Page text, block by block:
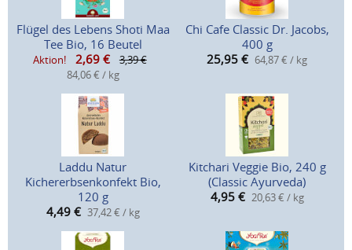
Flügel des Lebens Shoti Maa
Tee Bio, 16 Beutel
Aktion! 2,69 €
3,39 €
84,06 € / kg
Chi Cafe Classic Dr. Jacobs,
400 g
25,95 € 64,87 € / kg
Laddu Natur
Kichererbsenkonfekt Bio,
120 g
4,49 € 37,42 € / kg
Kitchari Veggie Bio, 240 g
(Classic Ayurveda)
4,95 € 20,63 € / kg